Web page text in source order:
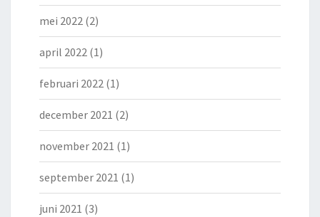
mei 2022 (2)
april 2022 (1)
februari 2022 (1)
december 2021 (2)
november 2021 (1)
september 2021 (1)
juni 2021 (3)